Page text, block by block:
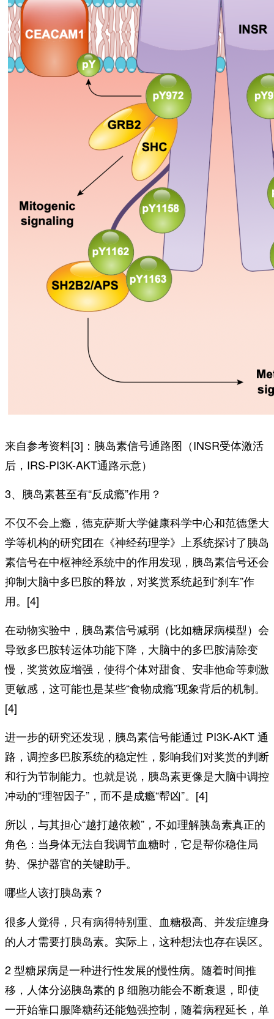
来自参考资料[3]：胰岛素信号通路图（INSR受体激活
后，IRS-PI3K-AKT通路示意）
3、胰岛素甚至有“反成瘾”作用？
不仅不会上瘾，德克萨斯大学健康科学中心和范德堡大
学等机构的研究团在《神经药理学》上系统探讨了胰岛
素信号在中枢神经系统中的作用发现，胰岛素信号还会
抑制大脑中多巴胺的释放，对奖赏系统起到“刹车”作
用。[4]
在动物实验中，胰岛素信号减弱（比如糖尿病模型）会
导致多巴胺转运体功能下降，大脑中的多巴胺清除变
慢，奖赏效应增强，使得个体对甜食、安非他命等刺激
更敏感，这可能也是某些“食物成瘾”现象背后的机制。
[4]
进一步的研究还发现，胰岛素信号能通过 PI3K-AKT 通
路，调控多巴胺系统的稳定性，影响我们对奖赏的判断
和行为节制能力。也就是说，胰岛素更像是大脑中调控
冲动的“理智因子”，而不是成瘾“帮凶”。[4]
所以，与其担心“越打越依赖”，不如理解胰岛素真正的
角色：当身体无法自我调节血糖时，它是帮你稳住局
势、保护器官的关键助手。
哪些人该打胰岛素？
很多人觉得，只有病得特别重、血糖极高、并发症缠身
的人才需要打胰岛素。实际上，这种想法也存在误区。
2 型糖尿病是一种进行性发展的慢性病。随着时间推
移，人体分泌胰岛素的 β 细胞功能会不断衰退，即使
一开始靠口服降糖药还能勉强控制，随着病程延长，单